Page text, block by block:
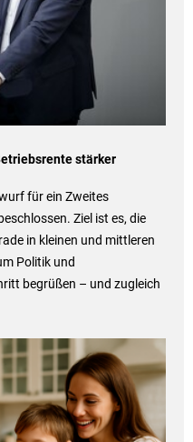
stärker
für ein Zweites
Ziel ist es, die
in kleinen und mittleren
Politik und
begrüßen – und zugleich